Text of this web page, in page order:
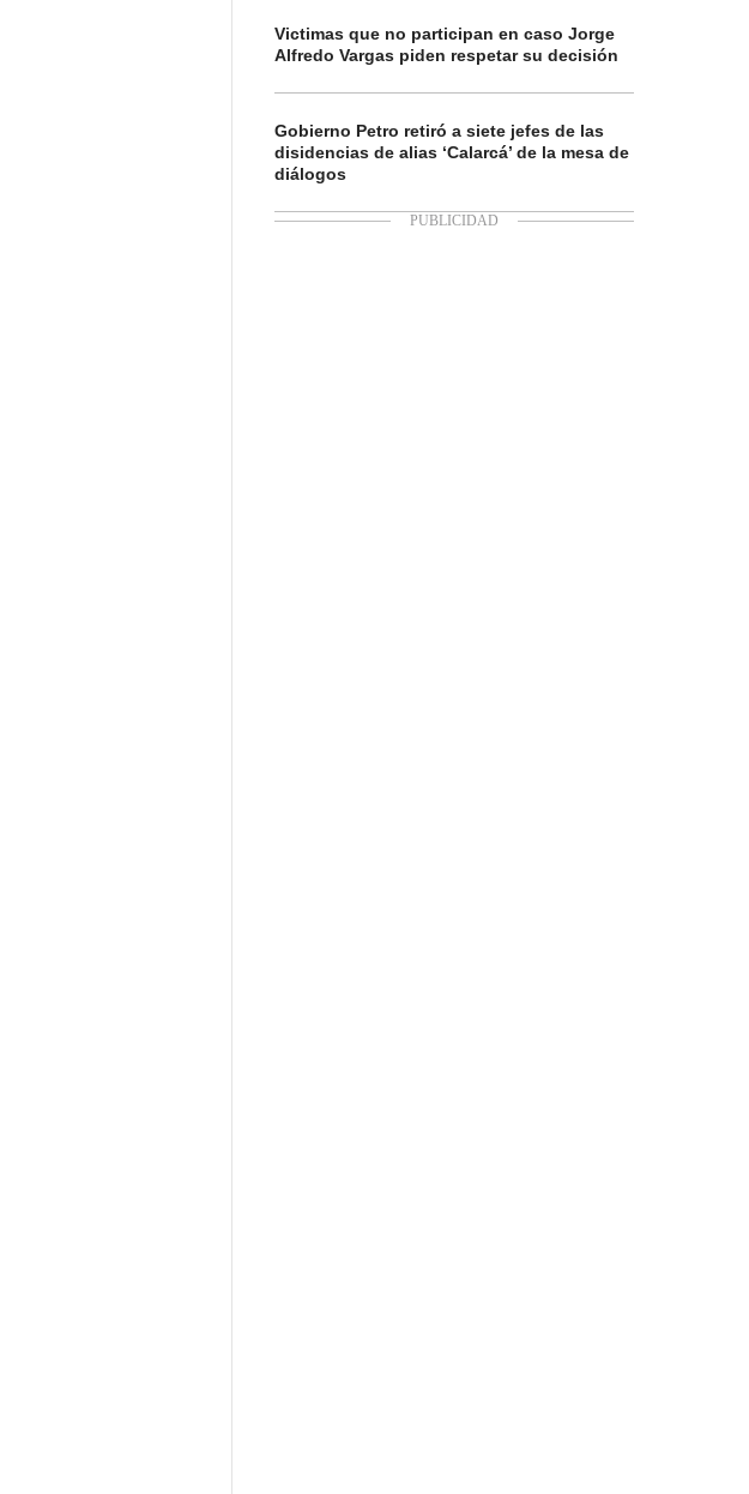
Victimas que no participan en caso Jorge
Alfredo Vargas piden respetar su decisión
Gobierno Petro retiró a siete jefes de las
disidencias de alias ‘Calarcá’ de la mesa de
diálogos